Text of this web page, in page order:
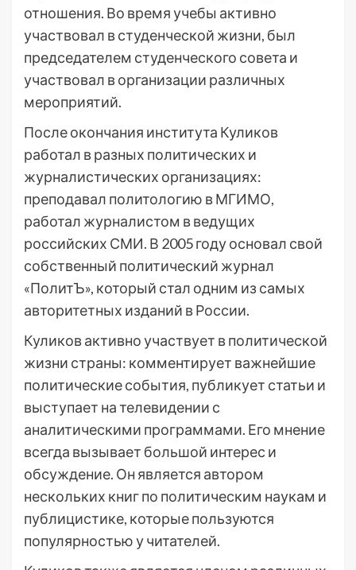
отношения. Во время учебы активно
участвовал в студенческой жизни, был
председателем студенческого совета и
участвовал в организации различных
мероприятий.
После окончания института Куликов
работал в разных политических и
журналистических организациях:
преподавал политологию в МГИМО,
работал журналистом в ведущих
российских СМИ. В 2005 году основал свой
собственный политический журнал
«ПолитЪ», который стал одним из самых
авторитетных изданий в России.
Куликов активно участвует в политической
жизни страны: комментирует важнейшие
политические события, публикует статьи и
выступает на телевидении с
аналитическими программами. Его мнение
всегда вызывает большой интерес и
обсуждение. Он является автором
нескольких книг по политическим наукам и
публицистике, которые пользуются
популярностью у читателей.